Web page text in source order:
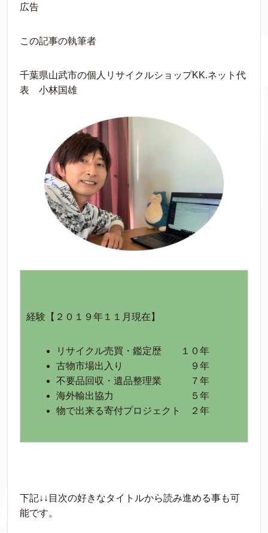
広告
この記事の執筆者
千葉県山武市の個人リサイクルショップKK.ネット代
表 小林国雄
経験【２０１９年１１月現在】
リサイクル売買・鑑定歴 １０年
古物市場出入り ９年
不要品回収・遺品整理業 ７年
海外輸出協力 ５年
物で出来る寄付プロジェクト ２年
下記↓↓目次の好きなタイトルから読み進める事も可
能です。